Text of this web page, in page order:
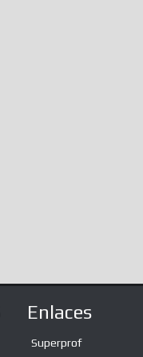
Enlaces
Superprof